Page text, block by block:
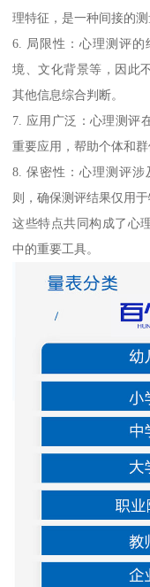
理特征，是一种间接的
6. 局限性：心理测评
境、文化背景等，因此
其他信息综合判断。
7. 应用广泛：心理测评
重要应用，帮助个体和
8. 保密性：心理测评
则，确保测评结果仅用
这些特点共同构成了心
中的重要工具。